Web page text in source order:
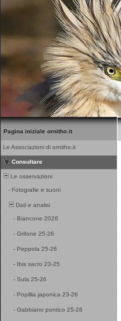
Pagina iniziale ornitho.it
Le Associazioni di ornitho.it
Consultare
Le osservazioni
- Fotografie e suoni
Dati e analisi
- Biancone 2026
- Grifone 25-26
- Peppola 25-26
- Ibis sacro 23-25
- Sula 25-26
- Popillia japonica 23-26
- Gabbiano pontico 25-26